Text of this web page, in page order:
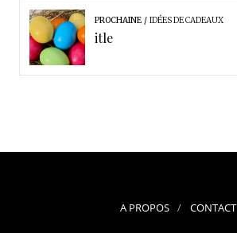
PROCHAINE IDÉES DE CADEAUX
itle
A PROPOS CONTACT